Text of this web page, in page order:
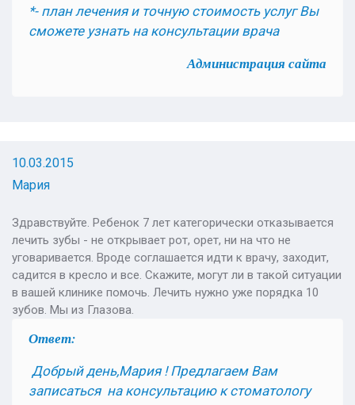
*- план лечения и точную стоимость услуг Вы
сможете узнать на консультации врача
Администрация сайта
10.03.2015
Мария
Здравствуйте. Ребенок 7 лет категорически отказывается
лечить зубы - не открывает рот, орет, ни на что не
уговаривается. Вроде соглашается идти к врачу, заходит,
садится в кресло и все. Скажите, могут ли в такой ситуации
в вашей клинике помочь. Лечить нужно уже порядка 10
зубов. Мы из Глазова.
Ответ:
Добрый день,Мария ! Предлагаем Вам
записаться на консультацию к стоматологу